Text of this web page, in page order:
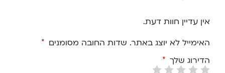
אין עדיין חוות דעת.
האימייל לא יוצג באתר. שדות החובה מסומנים *
הדירוג שלך *